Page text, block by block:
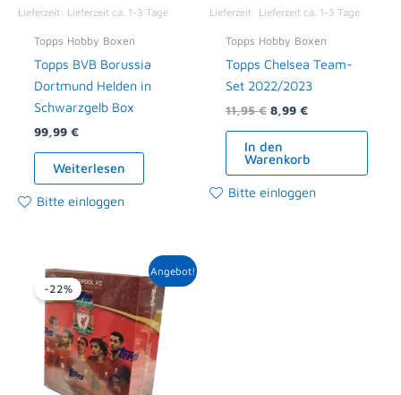
Lieferzeit: Lieferzeit ca. 1-3 Tage
Topps Hobby Boxen
Topps BVB Borussia
Dortmund Helden in
Schwarzgelb Box
99,99 €
Weiterlesen
Bitte einloggen
Lieferzeit: Lieferzeit ca. 1-3 Tage
Topps Hobby Boxen
Topps Chelsea Team-
Set 2022/2023
11,95€ 8,99 €
In den
Warenkorb
Bitte einloggen
Angebot!
-22%
Ursprünglicher
Preis
war:
88,99 €
Aktueller
Preis
69,00 €.